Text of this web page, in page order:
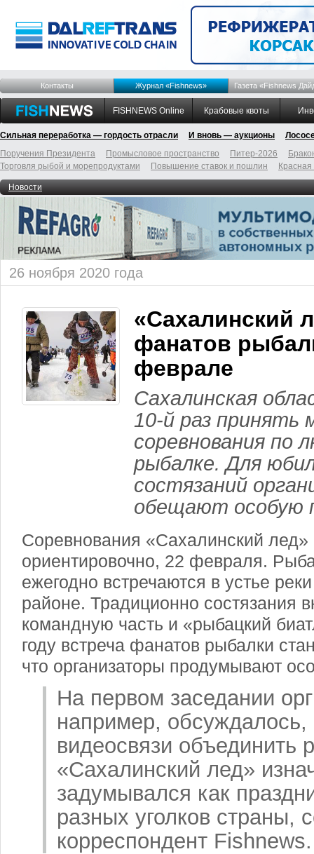
Контакты Журнал «Fishnews» Газета «Fishnews
FISHNEWS Online Крабовые квоты
Сильная переработка — гордость отрасли И вновь — аукционы
Поручения Президента
Промысловое пространство Питер-2026
Торговля рыбой и морепродуктами
Повышение ставок и пошлин
Новости
26 ноября 2020 года
«Сахалинский
фанатов
феврале
Сахалинская
10-й раз принять
соревнования по
рыбалке. Для
состязаний
обещают особую
Соревнования «Сахалинский лед»
ориентировочно, 22 февраля.
ежегодно встречаются в устье
районе. Традиционно состязания
командную часть и «рыбацкий
году встреча фанатов рыбалки
что организаторы продумывают
На первом заседании
например,
видеосвязи объединить
«Сахалинский лед»
задумывался как
разных уголков страны,
корреспондент Fishnews.